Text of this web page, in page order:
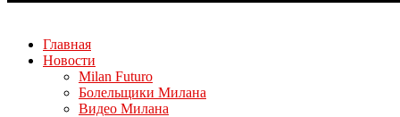
Главная
Новости
Milan Futuro
Болельщики Милана
Видео Милана